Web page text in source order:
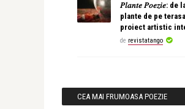
𝑃𝑙𝑎𝑛𝑡𝑒 𝑃𝑜𝑒𝑧𝑖𝑒: de
plante de pe
proiect artistic
de revistatango
CEA MAI FRUMOASA POEZIE